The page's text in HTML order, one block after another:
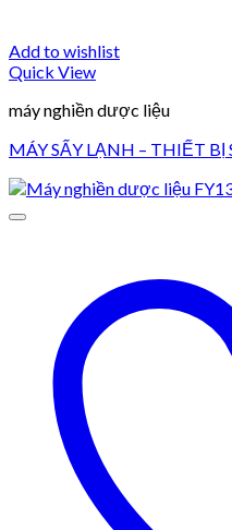
Add to wishlist
Quick View
máy nghiền dược liệu
MÁY SẤY LẠNH – THIẾT